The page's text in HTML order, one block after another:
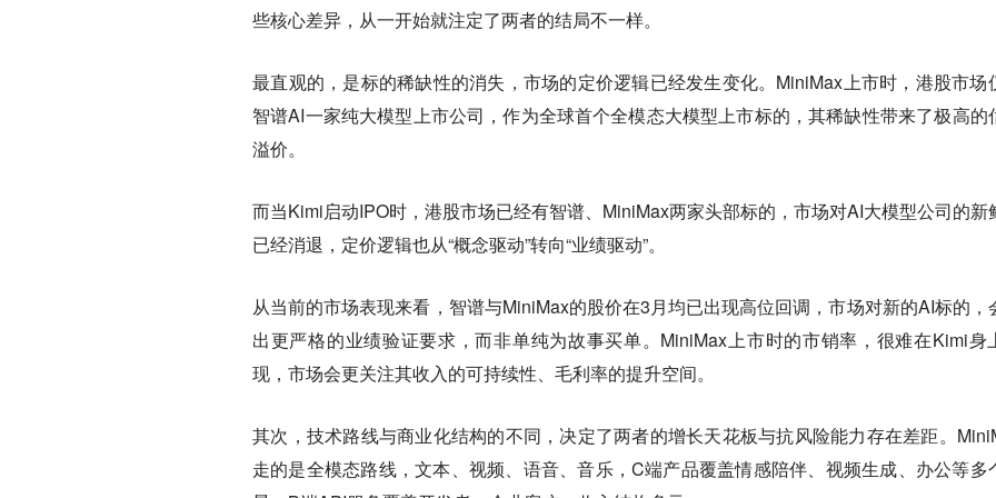
些核心差异，从一开始就注定了两者的结局不一样。
最直观的，是标的稀缺性的消失，市场的定价逻辑已经发生变化。MiniMax上市时，港股市场
智谱AI一家纯大模型上市公司，作为全球首个全模态大模型上市标的，其稀缺性带来了极高的
溢价。
而当Kimi启动IPO时，港股市场已经有智谱、MiniMax两家头部标的，市场对AI大模型公司的新
已经消退，定价逻辑也从“概念驱动”转向“业绩驱动”。
从当前的市场表现来看，智谱与MiniMax的股价在3月均已出现高位回调，市场对新的AI标的，
出更严格的业绩验证要求，而非单纯为故事买单。MiniMax上市时的市销率，很难在Kimi身
现，市场会更关注其收入的可持续性、毛利率的提升空间。
其次，技术路线与商业化结构的不同，决定了两者的增长天花板与抗风险能力存在差距。
走的是全模态路线，文本、视频、语音、音乐，C端产品覆盖情感陪伴、视频生成、办公等多